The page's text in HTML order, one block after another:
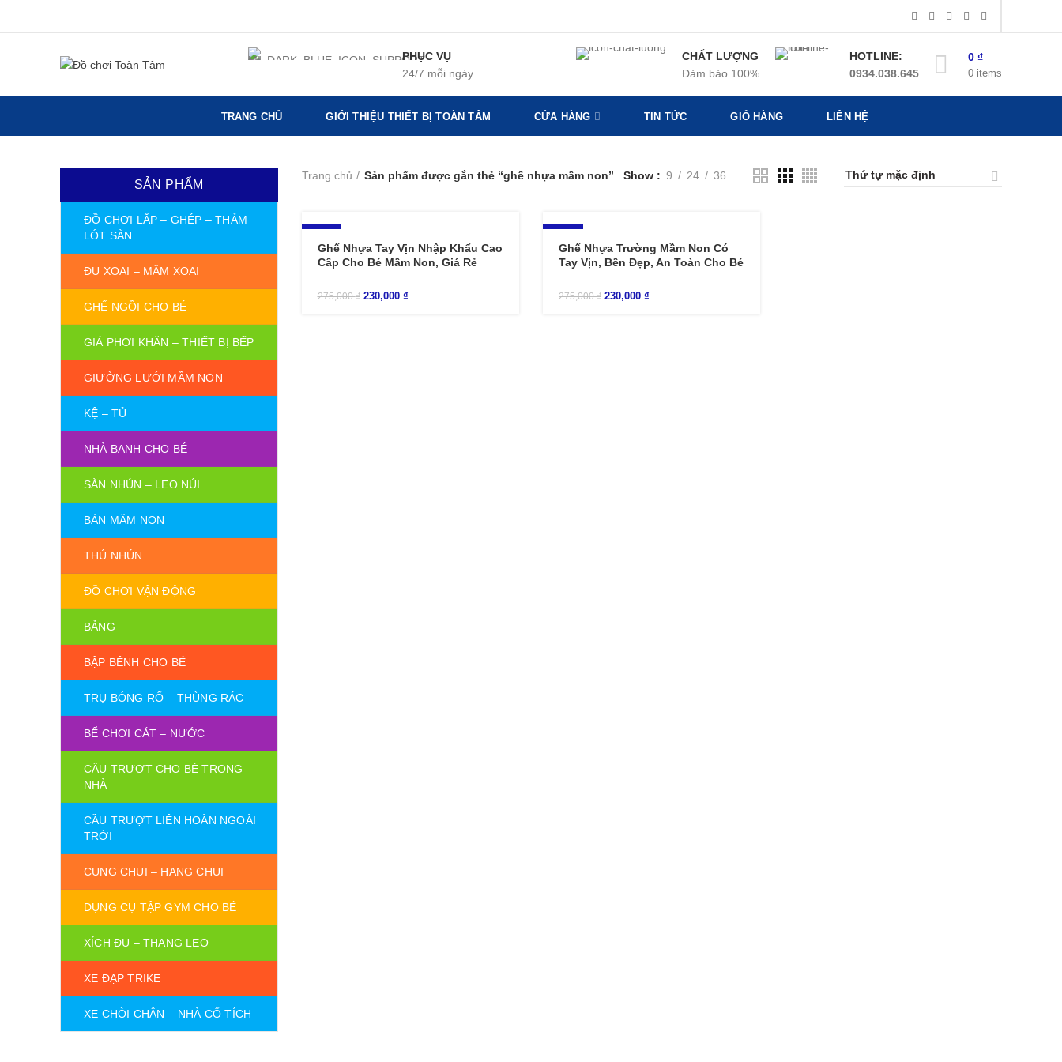
PHỤC VỤ
24/7 mỗi ngày
CHẤT LƯỢNG
Đảm bảo 100%
HOTLINE:
0934.038.645
0 items
0 ₫
TRANG CHỦ GIỚI THIỆU THIẾT BỊ TOÀN TÂM CỬA HÀNG TIN TỨC GIỎ HÀNG LIÊN HỆ
Trang chủ Sản phẩm được gắn thẻ “ghế nhựa mầm non” Show 9 24 36
Ghế Nhựa Tay Vịn Nhập Khẩu Cao
Cấp Cho Bé Mầm Non, Giá Rẻ
275,000₫ 230,000 ₫
Ghế Nhựa Trường Mầm Non Có
Tay Vịn, Bền Đẹp, An Toàn Cho Bé
275,000₫ 230,000 ₫
SẢN PHẨM
ĐỒ CHƠI LẮP – GHÉP – THẢM
LÓT SÀN
ĐU XOAI – MÂM XOAI
GHẾ NGỒI CHO BÉ
GIÁ PHƠI KHĂN – THIẾT BỊ BẾP
GIƯỜNG LƯỚI MẦM NON
KỆ – TỦ
NHÀ BANH CHO BÉ
SÀN NHÚN – LEO NÚI
BÀN MẦM NON
THÚ NHÚN
ĐỒ CHƠI VẬN ĐỘNG
BẢNG
BẬP BÊNH CHO BÉ
TRỤ BÓNG RỔ – THÙNG RÁC
BỂ CHƠI CÁT – NƯỚC
CẦU TRƯỢT CHO BÉ TRONG
NHÀ
CẦU TRƯỢT LIÊN HOÀN NGOÀI
TRỜI
CUNG CHUI – HANG CHUI
DỤNG CỤ TẬP GYM CHO BÉ
XÍCH ĐU – THANG LEO
XE ĐẠP TRIKE
XE CHÒI CHÂN – NHÀ CỔ TÍCH